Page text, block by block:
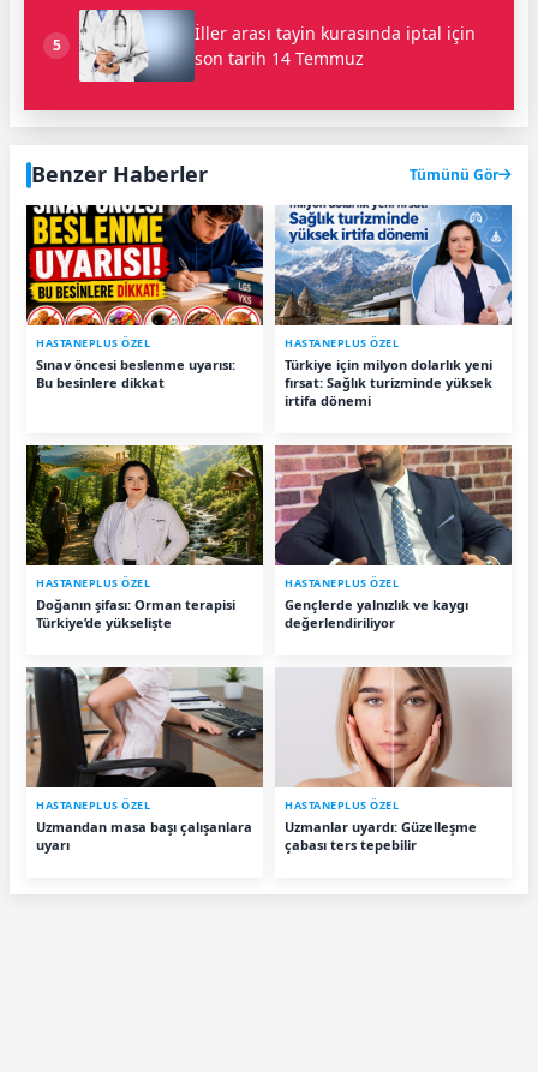
5
İller arası tayin kurasında iptal için
son tarih 14 Temmuz
Benzer Haberler Tümünü Gör
HASTANEPLUS ÖZEL
Sınav öncesi beslenme uyarısı:
Bu besinlere dikkat
HASTANEPLUS ÖZEL
Türkiye için milyon dolarlık yeni
fırsat: Sağlık turizminde yüksek
irtifa dönemi
HASTANEPLUS ÖZEL
Doğanın şifası: Orman terapisi
Türkiye’de yükselişte
HASTANEPLUS ÖZEL
Gençlerde yalnızlık ve kaygı
değerlendiriliyor
HASTANEPLUS ÖZEL
Uzmandan masa başı çalışanlara
uyarı
HASTANEPLUS ÖZEL
Uzmanlar uyardı: Güzelleşme
çabası ters tepebilir